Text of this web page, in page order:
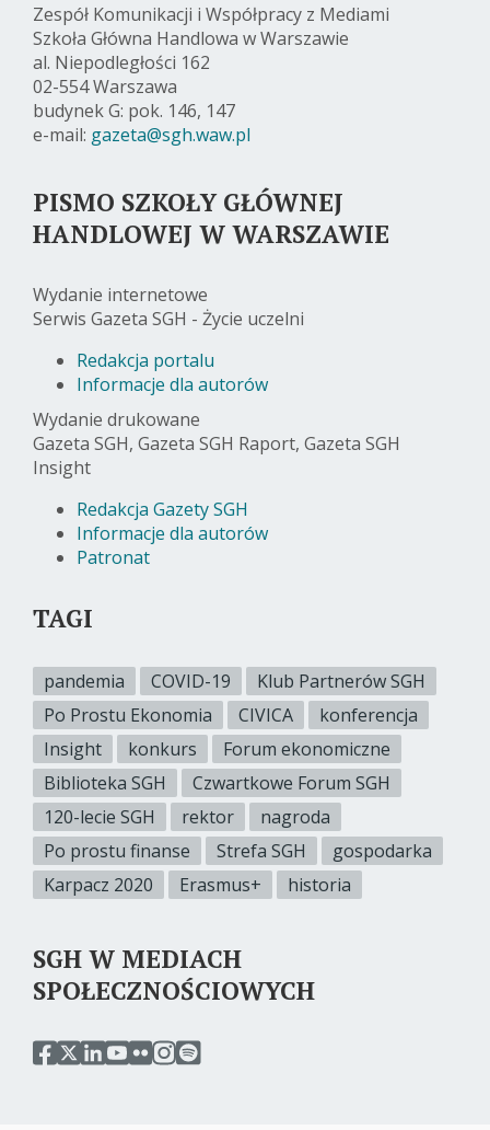
Zespół Komunikacji i Współpracy z Mediami
Szkoła Główna Handlowa w Warszawie
al. Niepodległości 162
02-554 Warszawa
budynek G: pok. 146, 147
e-mail: gazeta@sgh.waw.pl
PISMO SZKOŁY GŁÓWNEJ
HANDLOWEJ W WARSZAWIE
Wydanie internetowe
Serwis Gazeta SGH - Życie uczelni
Redakcja portalu
Informacje dla autorów
Wydanie drukowane
Gazeta SGH, Gazeta SGH Raport, Gazeta SGH
Insight
Redakcja Gazety SGH
Informacje dla autorów
Patronat
TAGI
pandemia COVID-19
Klub Partnerów SGH
Po Prostu Ekonomia
CIVICA
konferencja
Insight
konkurs
Forum ekonomiczne
Biblioteka SGH
Czwartkowe Forum SGH
120-lecie SGH
rektor
nagroda
Po prostu finanse
Strefa SGH
gospodarka
Karpacz 2020
Erasmus+ historia
SGH W MEDIACH
SPOŁECZNOŚCIOWYCH
przejdź
przejdź
przejdź
przejdź
przejdź
przejdźprzejdź